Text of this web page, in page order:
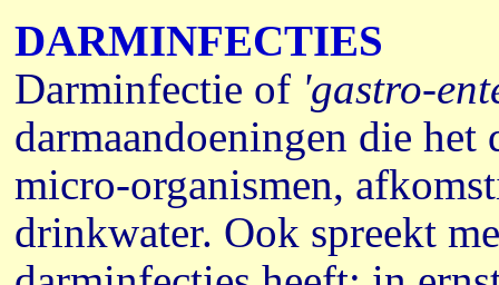
DARMINFECTIES
Darminfectie of 'gastro-
darmaandoeningen die
micro-organismen,
drinkwater. Ook spreekt